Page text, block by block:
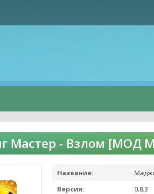
Мастер - Взлом [МОД
Название:
Версия:
0.8.3